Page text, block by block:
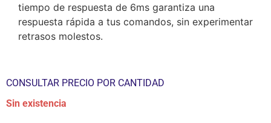
tiempo de respuesta de 6ms garantiza una
respuesta rápida a tus comandos, sin experimentar
retrasos molestos.
CONSULTAR PRECIO POR CANTIDAD
Sin existencia